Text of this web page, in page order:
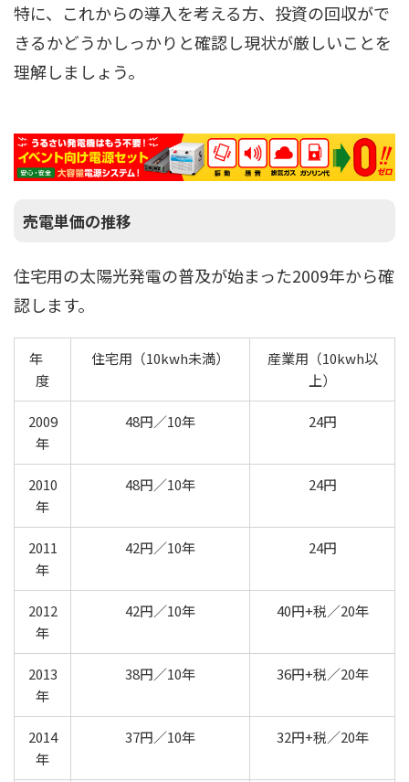
特に、これからの導入を考える方、投資の回収がで
きるかどうかしっかりと確認し現状が厳しいことを
理解しましょう。
売電単価の推移
住宅用の太陽光発電の普及が始まった2009年から確
認します。
年
度
住宅用（10kwh未満）
産業用（10kwh以
上）
2009
年
48円／10年 24円
2010
年
48円／10年 24円
2011
年
42円／10年 24円
2012
年
42円／10年 40円+税／20年
2013
年
38円／10年 36円+税／20年
2014
年
37円／10年 32円+税／20年